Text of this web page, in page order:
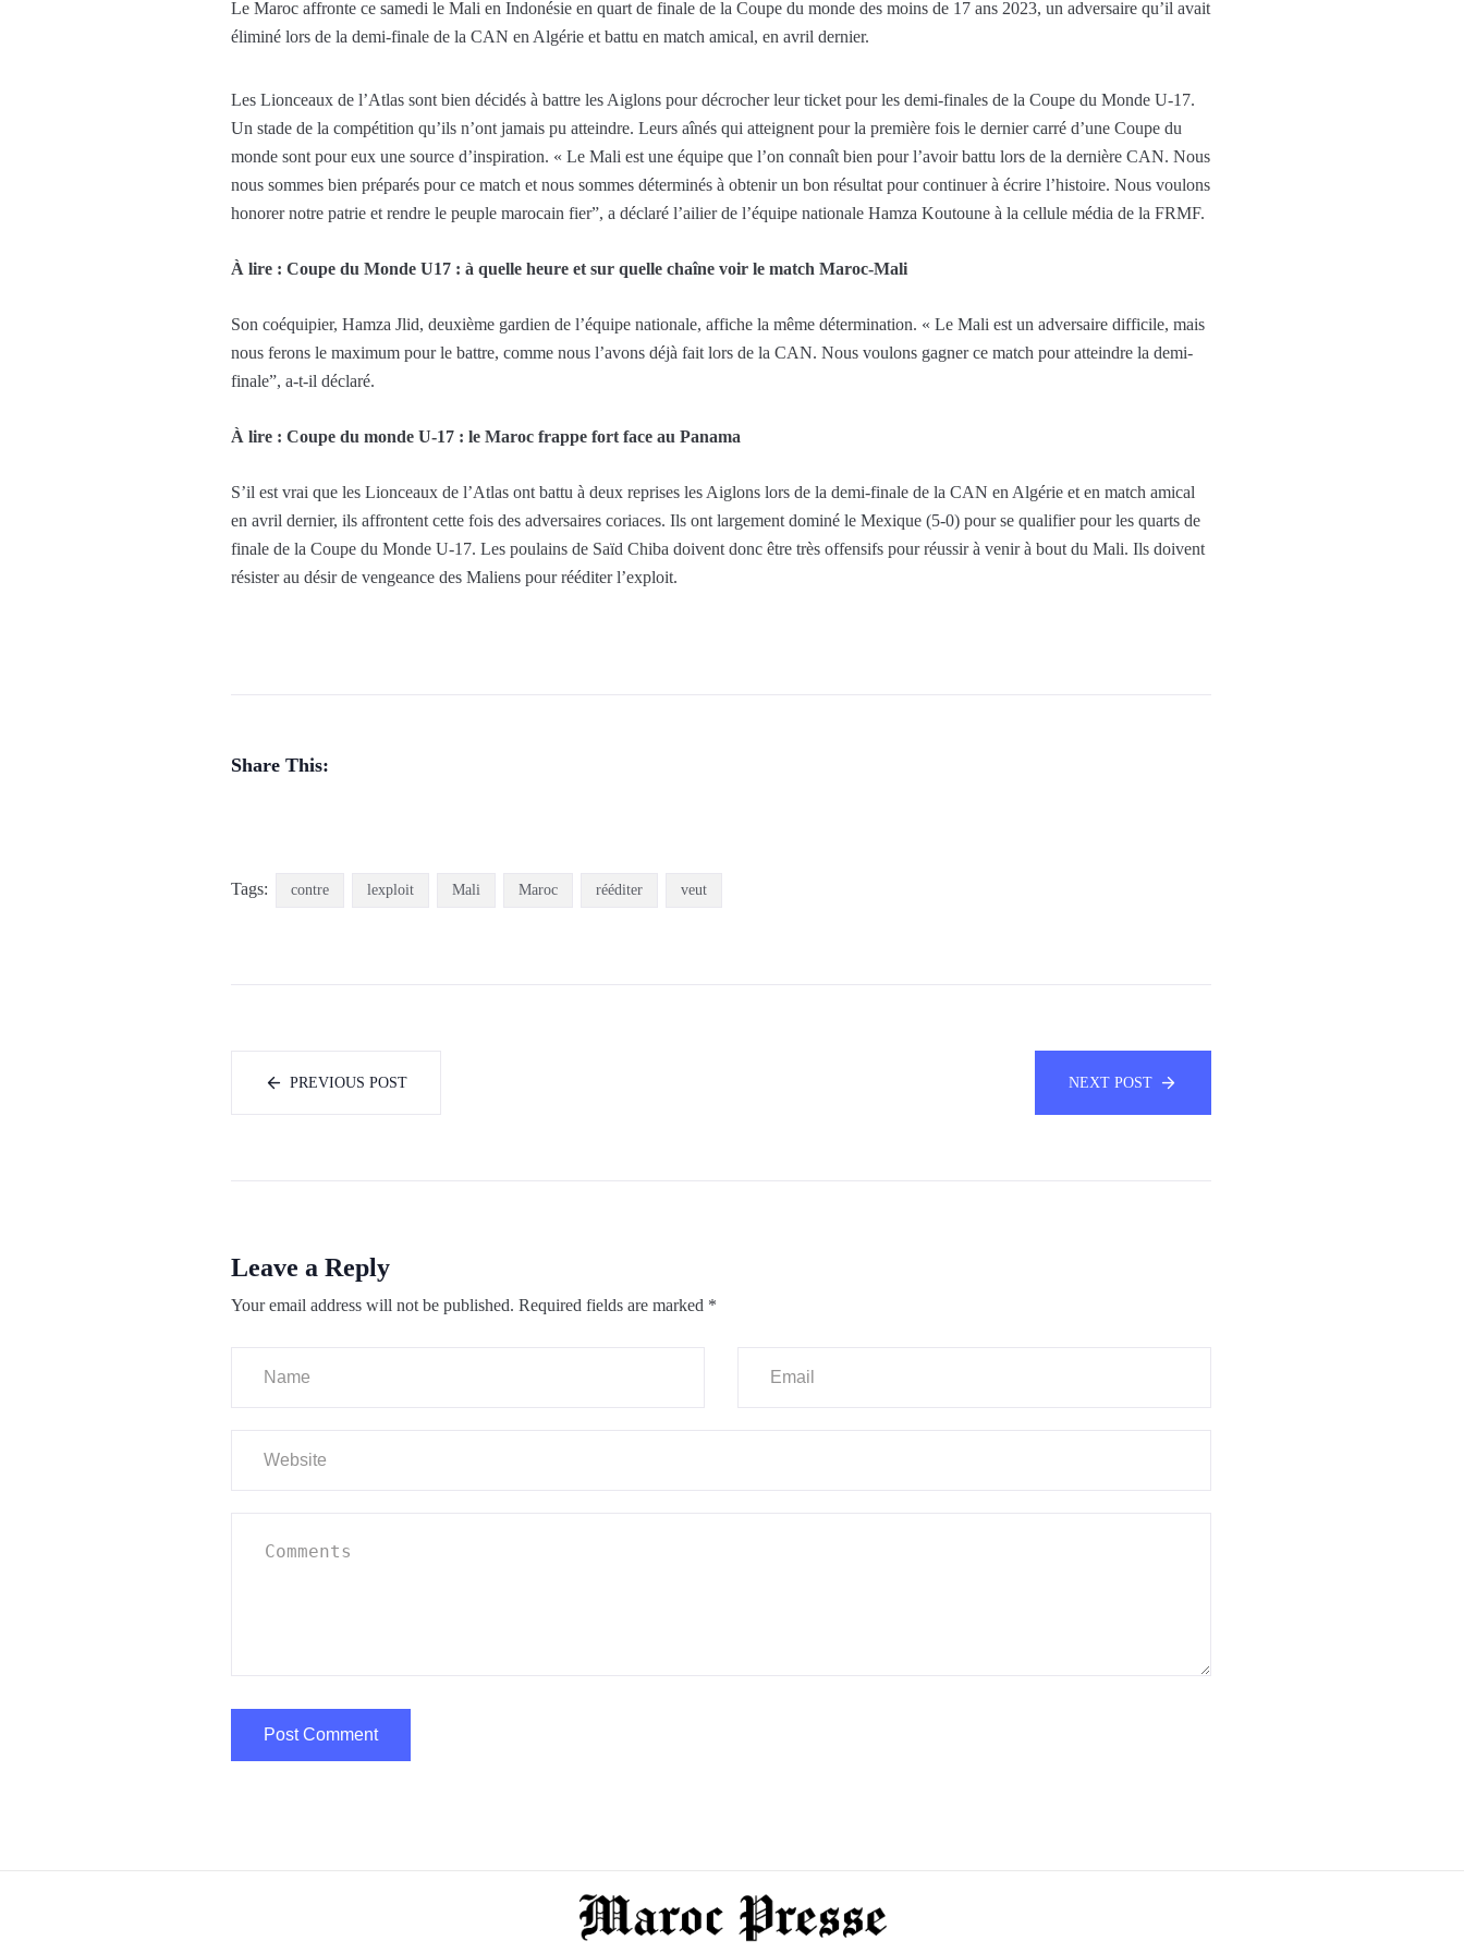
Le Maroc affronte ce samedi le Mali en Indonésie en quart de finale de la Coupe du monde des moins de 17 ans 2023, un adversaire qu’il avait
éliminé lors de la demi-finale de la CAN en Algérie et battu en match amical, en avril dernier.
Les Lionceaux de l’Atlas sont bien décidés à battre les Aiglons pour décrocher leur ticket pour les demi-finales de la Coupe du Monde U-17.
Un stade de la compétition qu’ils n’ont jamais pu atteindre. Leurs aînés qui atteignent pour la première fois le dernier carré d’une Coupe du
monde sont pour eux une source d’inspiration. « Le Mali est une équipe que l’on connaît bien pour l’avoir battu lors de la dernière CAN. Nous
nous sommes bien préparés pour ce match et nous sommes déterminés à obtenir un bon résultat pour continuer à écrire l’histoire. Nous voulons
honorer notre patrie et rendre le peuple marocain fier”, a déclaré l’ailier de l’équipe nationale Hamza Koutoune à la cellule média de la FRMF.
À lire : Coupe du Monde U17 : à quelle heure et sur quelle chaîne voir le match Maroc-Mali
Son coéquipier, Hamza Jlid, deuxième gardien de l’équipe nationale, affiche la même détermination. « Le Mali est un adversaire difficile, mais
nous ferons le maximum pour le battre, comme nous l’avons déjà fait lors de la CAN. Nous voulons gagner ce match pour atteindre la demi-
finale”, a-t-il déclaré.
À lire : Coupe du monde U-17 : le Maroc frappe fort face au Panama
S’il est vrai que les Lionceaux de l’Atlas ont battu à deux reprises les Aiglons lors de la demi-finale de la CAN en Algérie et en match amical
en avril dernier, ils affrontent cette fois des adversaires coriaces. Ils ont largement dominé le Mexique (5-0) pour se qualifier pour les quarts de
finale de la Coupe du Monde U-17. Les poulains de Saïd Chiba doivent donc être très offensifs pour réussir à venir à bout du Mali. Ils doivent
résister au désir de vengeance des Maliens pour rééditer l’exploit.
Share This:
Tags: contre lexploit Mali Maroc rééditer veut
PREVIOUS POST NEXT POST
Leave a Reply
Your email address will not be published. Required fields are marked *